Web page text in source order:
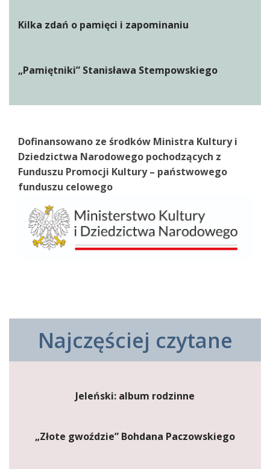
Kilka zdań o pamięci i zapominaniu
„Pamiętniki” Stanisława Stempowskiego
Dofinansowano ze środków Ministra Kultury i
Dziedzictwa Narodowego pochodzących z
Funduszu Promocji Kultury – państwowego
funduszu celowego
Najczęściej czytane
Jeleński: album rodzinne
„Złote gwoździe” Bohdana Paczowskiego